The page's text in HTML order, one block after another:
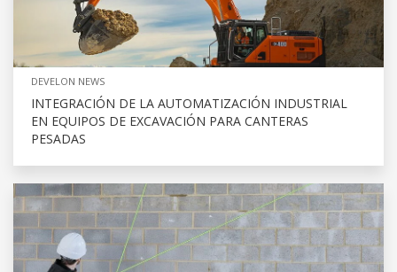
DEVELON NEWS
INTEGRACIÓN DE LA AUTOMATIZACIÓN INDUSTRIAL
EN EQUIPOS DE EXCAVACIÓN PARA CANTERAS
PESADAS